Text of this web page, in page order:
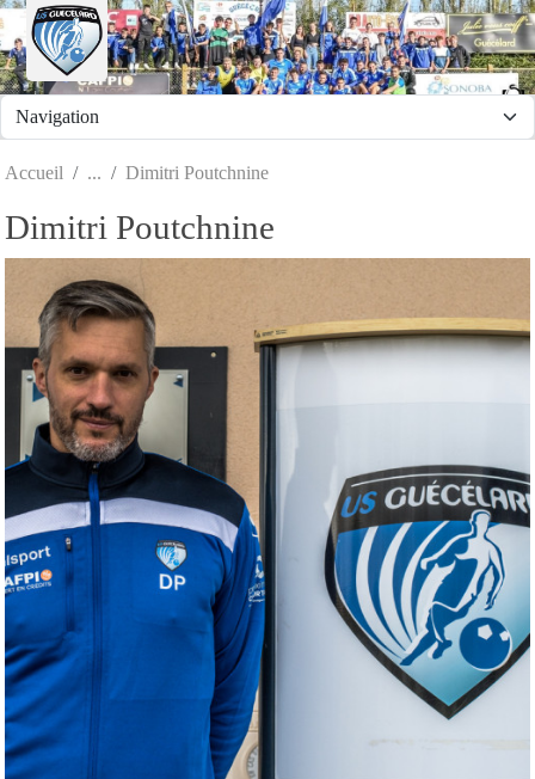
Accueil Dimitri Poutchnine
Dimitri Poutchnine
Panneau de gestion des cookies